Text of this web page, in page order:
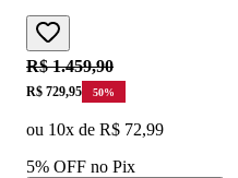
Original price:
R$ 1.459,90
Price:
R$ 729,95 50%
ou 10x de R$ 72,99
5% OFF no Pix